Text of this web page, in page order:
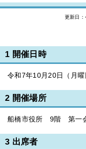
更新日
1 開催日時
令和7年10月20日（月
2 開催場所
船橋市役所 9階 第一
3 出席者